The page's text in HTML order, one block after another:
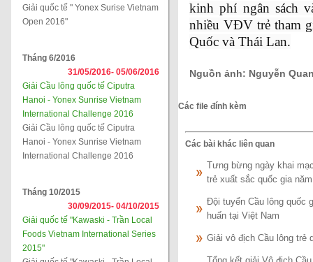
Giải quốc tế " Yonex Surise Vietnam
Open 2016"
Tháng 6/2016
31/05/2016- 05/06/2016
Giải Cầu lông quốc tế Ciputra
Hanoi - Yonex Sunrise Vietnam
International Challenge 2016
Giải Cầu lông quốc tế Ciputra
Hanoi - Yonex Sunrise Vietnam
International Challenge 2016
Tháng 10/2015
30/09/2015- 04/10/2015
Giải quốc tế "Kawaski - Trần Local
Foods Vietnam International Series
2015"
kinh phí ngân sách
nhiều VĐV trẻ tham
Quốc và Thái Lan.
Nguồn ảnh: Nguyễn
Các file đính kèm
Các bài khác liên quan
Tưng bừng ngày khai
trẻ xuất sắc quốc gia
Đội tuyển Cầu lông quốc
huấn tại Việt Nam
Giải vô địch Cầu lông trẻ